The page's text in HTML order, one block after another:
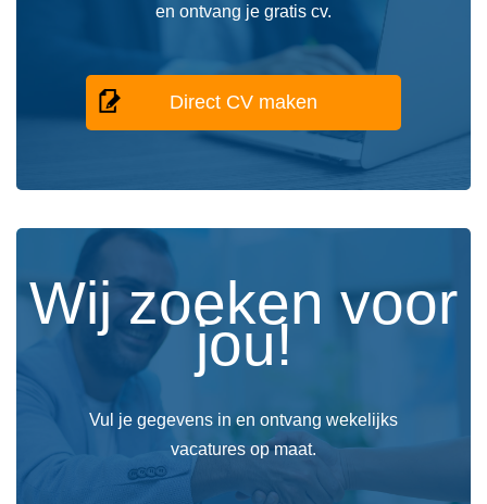
en ontvang je gratis cv.
Direct CV maken
Wij zoeken voor
jou!
Vul je gegevens in en ontvang wekelijks
vacatures op maat.